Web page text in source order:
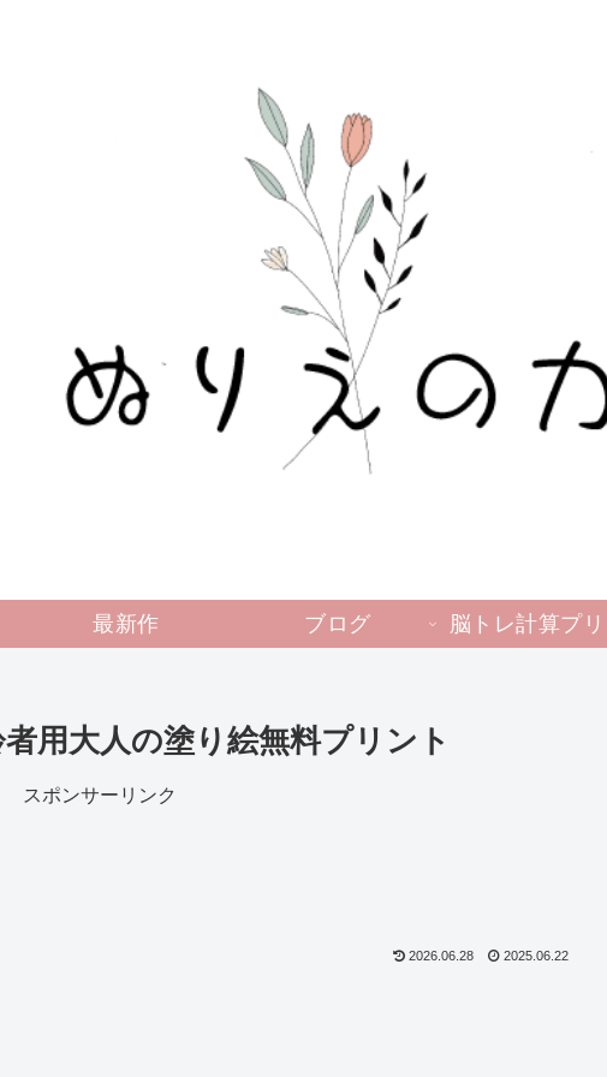
最新作 ブログ 脳トレ計算プリ
用大人の塗り絵無料プリント
スポンサーリンク
2026.06.28 2025.06.22